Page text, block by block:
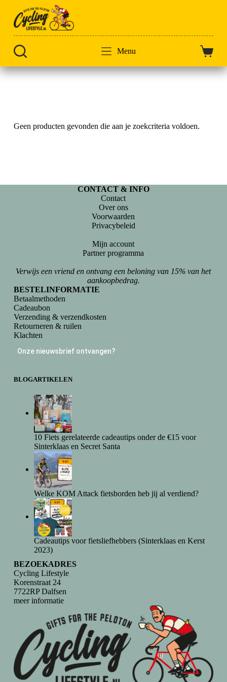
Doorgaan
naar
artikel
Menu
Geen producten gevonden die aan je zoekcriteria voldoen.
CONTACT & INFO
Contact
Over ons
Voorwaarden
Privacybeleid
Mijn account
Partner programma
Verwijs een vriend en ontvang een beloning van 15% van het
aankoopbedrag.
BESTELINFORMATIE
Betaalmethoden
Cadeaubon
Verzending & verzendkosten
Retourneren & ruilen
Klachten
Onze nieuwsbrief ontvangen?
BLOGARTIKELEN
10 Fiets gerelateerde cadeautips onder de €15 voor
Sinterklaas en Secret Santa
Welke KOM Attack fietsborden heb jij al verdiend?
Cadeautips voor fietsliefhebbers (Sinterklaas en Kerst
2023)
BEZOEKADRES
Cycling Lifestyle
Korenstraat 24
7722RP Dalfsen
meer informatie